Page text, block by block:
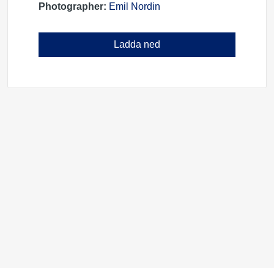
Photographer: Emil Nordin
Ladda ned